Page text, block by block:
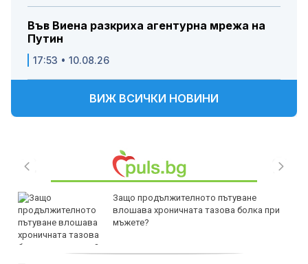
Във Виена разкриха агентурна мрежа на
Путин
17:53 • 10.08.26
ВИЖ ВСИЧКИ НОВИНИ
Защо продължителното пътуване
влошава хроничната тазова болка при
мъжете?